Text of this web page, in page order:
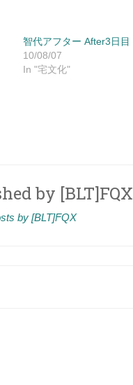
智代アフター After3日目
10/08/07
In "宅文化"
by [BLT]FQX
by [BLT]FQX